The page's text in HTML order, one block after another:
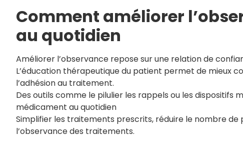
Comment améliorer
au quotidien
Améliorer l’observance repose sur une relation de
L’éducation thérapeutique du patient permet de mieux
l’adhésion au traitement.
Des outils comme le pilulier les rappels ou les dispositifs
médicament au quotidien
Simplifier les traitements prescrits, réduire le nombre
l’observance des traitements.